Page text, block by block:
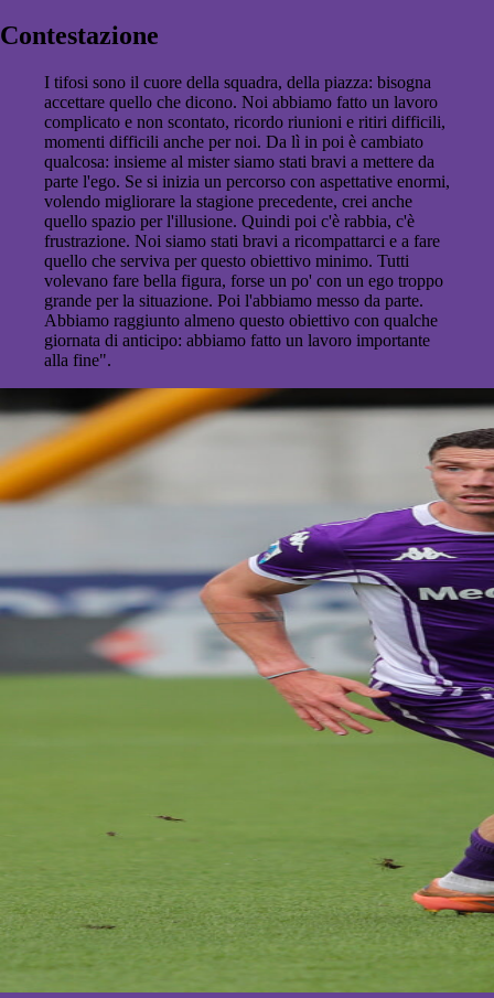
Contestazione
I tifosi sono il cuore della squadra, della piazza: bisogna
accettare quello che dicono. Noi abbiamo fatto un lavoro
complicato e non scontato, ricordo riunioni e ritiri difficili,
momenti difficili anche per noi. Da lì in poi è cambiato
qualcosa: insieme al mister siamo stati bravi a mettere da
parte l'ego. Se si inizia un percorso con aspettative enormi,
volendo migliorare la stagione precedente, crei anche
quello spazio per l'illusione. Quindi poi c'è rabbia, c'è
frustrazione. Noi siamo stati bravi a ricompattarci e a fare
quello che serviva per questo obiettivo minimo. Tutti
volevano fare bella figura, forse un po' con un ego troppo
grande per la situazione. Poi l'abbiamo messo da parte.
Abbiamo raggiunto almeno questo obiettivo con qualche
giornata di anticipo: abbiamo fatto un lavoro importante
alla fine".